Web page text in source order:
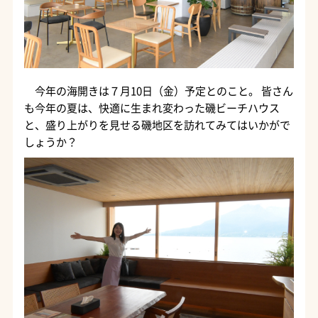
今年の海開きは７月10日（金）予定とのこと。 皆さん
も今年の夏は、快適に生まれ変わった磯ビーチハウス
と、盛り上がりを見せる磯地区を訪れてみてはいかがで
しょうか？